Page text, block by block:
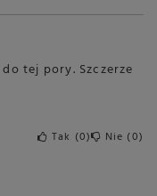
kaw dziennie
tej pory. Szczerze
Tak 0 Nie 0